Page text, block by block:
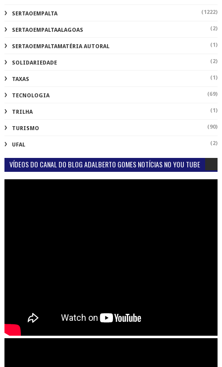
SERTAOEMPALTA (1222)
SERTAOEMPALTAALAGOAS (2)
SERTAOEMPALTAMATÉRIA AUTORAL (1)
SOLIDARIEDADE (2)
TAXAS (1)
TECNOLOGIA (69)
TRILHA (1)
TURISMO (90)
UFAL (2)
VÍDEOS DO CANAL DO BLOG ADALBERTO GOMES NOTÍCIAS NO YOU TUBE